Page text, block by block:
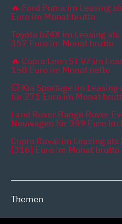
🔥 Ford Puma im Leasing
Euro im Monat brutto
Toyota bZ4X im Leasing
357 Euro im Monat brutto
🔥 Cupra Leon ST VZ im
158 Euro im Monat netto
💥 Kia Sportage im
für 271 Euro im Monat
Land Rover Range Rover
Neuwagen für 399 Euro im
Cupra Raval im Leasing
[316] Euro im Monat brutto
Themen